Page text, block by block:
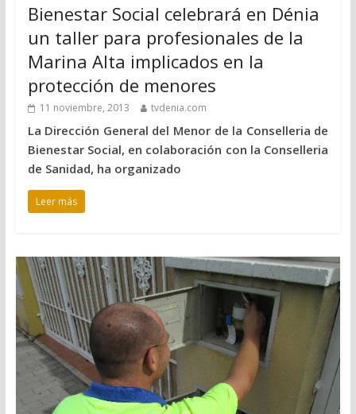
Bienestar Social celebrará en Dénia
un taller para profesionales de la
Marina Alta implicados en la
protección de menores
11 noviembre, 2013 tvdenia.com
La Dirección General del Menor de la Conselleria de
Bienestar Social, en colaboración con la Conselleria
de Sanidad, ha organizado
Leer más